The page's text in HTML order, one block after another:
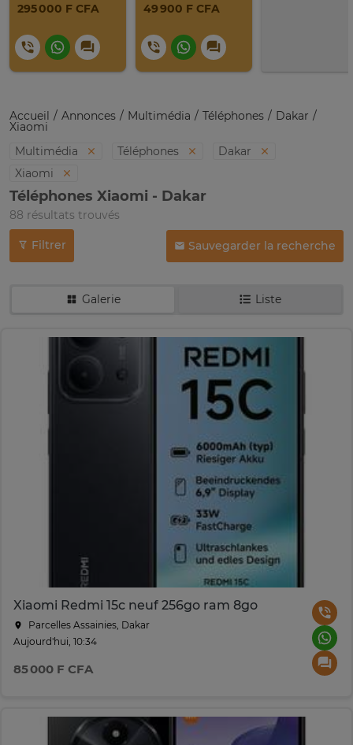
295 000 F CFA 49 900 F CFA
Accueil Annonces Multimédia Téléphones Dakar
Xiaomi
Multimédia
Téléphones
Dakar
Xiaomi
Téléphones Xiaomi - Dakar
88 résultats trouvés
Filtrer Sauvegarder la recherche
Galerie Liste
Xiaomi Redmi 15c neuf 256go ram 8go
Parcelles Assainies, Dakar
Aujourd'hui, 10:34
85 000 F CFA